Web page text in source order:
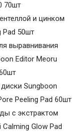
70шт
и цинком
Pad 50шт
выравнивания
Editor Meoru
Sungboon
Peeling Pad 60шт
с экстрактом
Glow Pad